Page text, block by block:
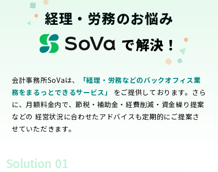
経理・労務のお悩み
で解決！
会計事務所SoVaは、
「経理・労務などのバックオフィス業
務をまるっとできるサービス」
をご提供しております。さら
に、月額料金内で、節税・補助金・経費削減・資金繰り提案
などの 経営状況に合わせたアドバイスも定期的にご提案さ
せていただきます。
Solution 01